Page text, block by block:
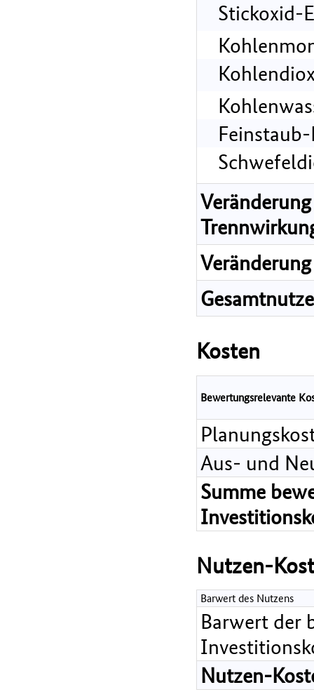
Stickoxid-
Kosten
Bewertungsrelevante
Aus- und
Summe
Nutzen-
Barwert des Nutzens
Barwert der
Nutzen-